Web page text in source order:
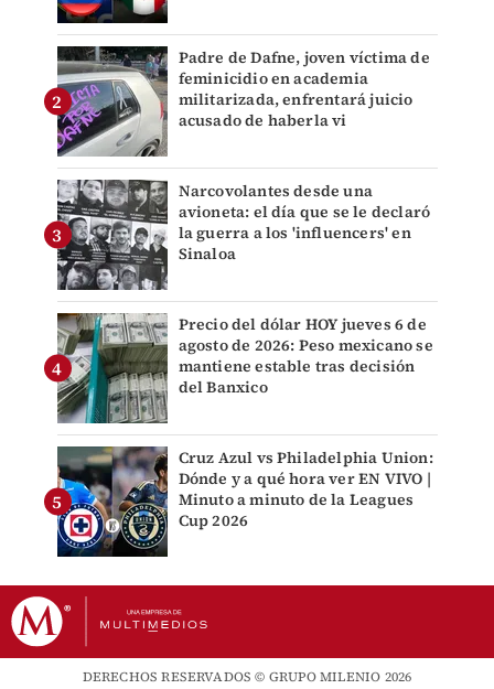
Padre de Dafne, joven víctima de
feminicidio en academia
militarizada, enfrentará juicio
acusado de haberla vi
Narcovolantes desde una
avioneta: el día que se le declaró
la guerra a los 'influencers' en
Sinaloa
Precio del dólar HOY jueves 6 de
agosto de 2026: Peso mexicano se
mantiene estable tras decisión
del Banxico
Cruz Azul vs Philadelphia Union:
Dónde y a qué hora ver EN VIVO |
Minuto a minuto de la Leagues
Cup 2026
DERECHOS RESERVADOS © GRUPO MILENIO 2026